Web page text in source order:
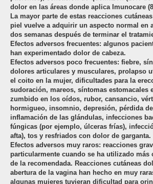
dolor en las áreas donde aplica Imunocare
La mayor parte de estas reacciones
piel vuelve a adquirir un aspecto normal en
dos semanas después de terminar el
Efectos adversos frecuentes: algunos
han experimentado dolor de cabeza.
Efectos adversos poco frecuentes: fiebre,
dolores articulares y musculares, prolapso
el coito en la mujer, dificultades para la
sudoración, mareos, síntomas estomacales
zumbido en los oídos, rubor, cansancio,
hormigueo, insomnio, depresión, pérdida
inflamación de las glándulas, infecciones
fúngicas (por ejemplo, úlceras frías),
afta), tos y resfriados con dolor de garganta.
Efectos adversos muy raros: reacciones
particularmente cuando se ha utilizado más
de la recomendada. Reacciones cutáneas
abertura de la vagina han hecho en muy
algunas mujeres tuvieran dificultad para